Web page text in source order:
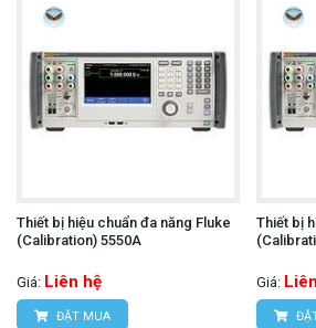
Thiết bị hiệu chuẩn đa năng Fluke
(Calibration) 5550A
Giá: Liên hệ
ĐẶT MUA
Thiết bị
Giá: